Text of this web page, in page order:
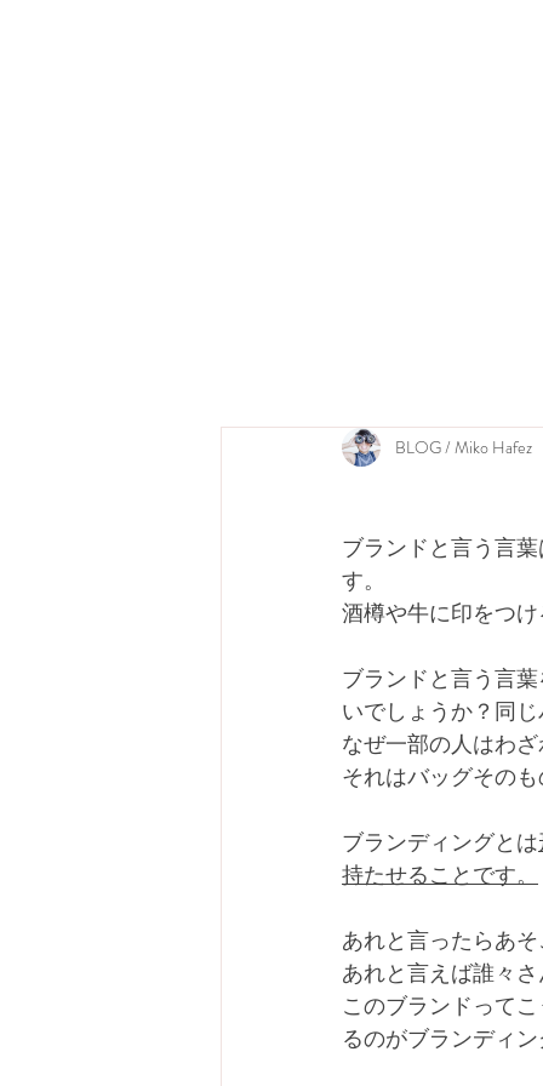
BLOG / Miko Hafez
ブランドと言う言
す。
酒樽や牛に印をつ
ブランドと言う言
いでしょうか？同
なぜ一部の人はわ
それはバッグその
​ブランディングとは
持たせることです。
あれと言ったらあ
あれと言えば誰々
このブランドって
るのがブランディ